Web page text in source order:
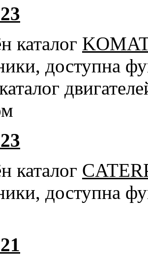
каталог
доступна
каталог
доступна